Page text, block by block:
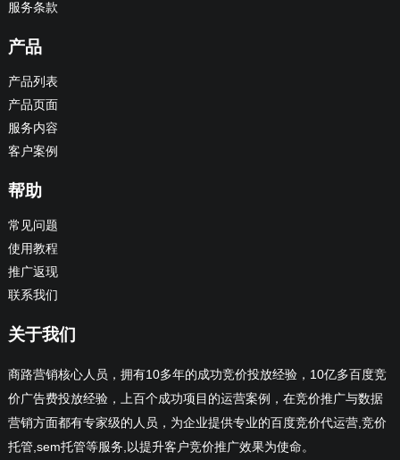
服务条款
产品
产品列表
产品页面
服务内容
客户案例
帮助
常见问题
使用教程
推广返现
联系我们
关于我们
商路营销核心人员，拥有10多年的成功竞价投放经验，10亿多百度竞
价广告费投放经验，上百个成功项目的运营案例，在竞价推广与数据
营销方面都有专家级的人员，为企业提供专业的百度竞价代运营,竞价
托管,sem托管等服务,以提升客户竞价推广效果为使命。